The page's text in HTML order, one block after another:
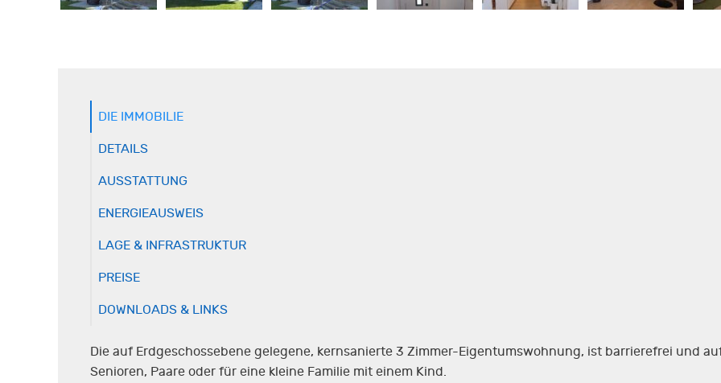
DIE IMMOBILIE
DETAILS
AUSSTATTUNG
ENERGIEAUSWEIS
LAGE & INFRASTRUKTUR
PREISE
DOWNLOADS & LINKS
Die auf Erdgeschossebene gelegene, kernsanierte 3 Zimmer-Eigentumswohnung, ist barrierefrei und
Senioren, Paare oder für eine kleine Familie mit einem Kind.